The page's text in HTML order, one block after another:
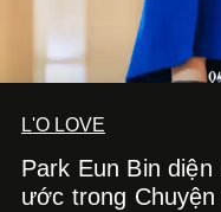
L'O LOVE
Park Eun Bin
ước trong